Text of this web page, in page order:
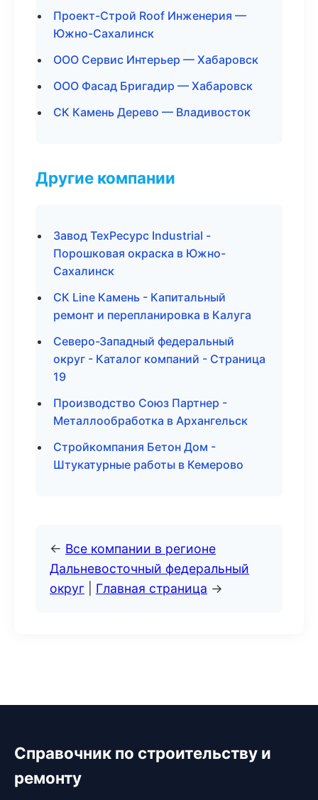
Проект-Строй Roof Инженерия —
Южно-Сахалинск
ООО Сервис Интерьер — Хабаровск
ООО Фасад Бригадир — Хабаровск
СК Камень Дерево — Владивосток
Другие компании
Завод ТехРесурс Industrial -
Порошковая окраска в Южно-
Сахалинск
СК Line Камень - Капитальный
ремонт и перепланировка в Калуга
Северо-Западный федеральный
округ - Каталог компаний - Страница
19
Производство Союз Партнер -
Металлообработка в Архангельск
Стройкомпания Бетон Дом -
Штукатурные работы в Кемерово
← Все компании в регионе
Дальневосточный федеральный
округ
Главная страница →
Справочник по строительству и
ремонту